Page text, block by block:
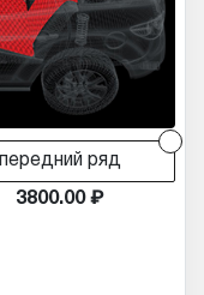
передний ряд
3800.00